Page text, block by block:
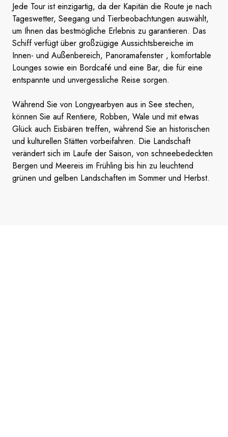
Jede Tour ist einzigartig, da der Kapitän die Route je nach
Tageswetter, Seegang und Tierbeobachtungen auswählt,
um Ihnen das bestmögliche Erlebnis zu garantieren. Das
Schiff verfügt über großzügige Aussichtsbereiche im
Innen- und Außenbereich, Panoramafenster , komfortable
Lounges sowie ein Bordcafé und eine Bar, die für eine
entspannte und unvergessliche Reise sorgen.
Während Sie von Longyearbyen aus in See stechen,
können Sie auf Rentiere, Robben, Wale und mit etwas
Glück auch Eisbären treffen, während Sie an historischen
und kulturellen Stätten vorbeifahren. Die Landschaft
verändert sich im Laufe der Saison, von schneebedeckten
Bergen und Meereis im Frühling bis hin zu leuchtend
grünen und gelben Landschaften im Sommer und Herbst.